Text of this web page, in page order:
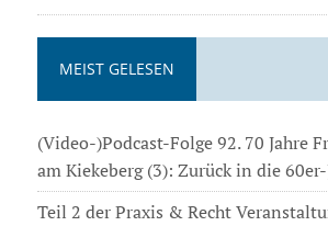
MEIST GELESEN
(Video-)Podcast-Folge 92. 70 Jahre
am Kiekeberg (3): Zurück in die
Teil 2 der Praxis & Recht